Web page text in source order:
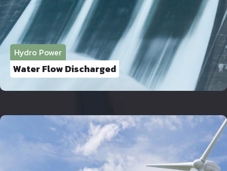
Hydro Power
Water Flow Discharged